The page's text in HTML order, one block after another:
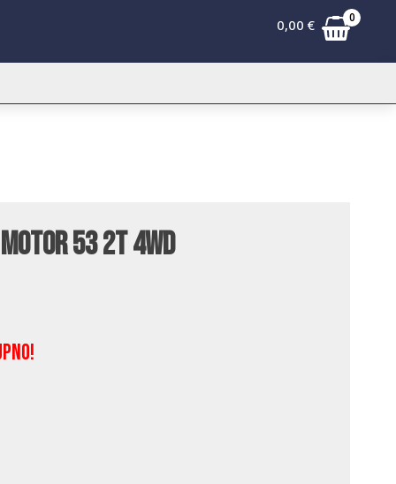
0,00 € 0
53 2T 4WD